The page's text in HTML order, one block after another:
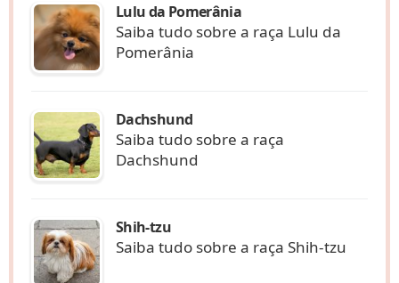
Lulu da Pomerânia
Saiba tudo sobre a raça Lulu da
Pomerânia
Dachshund
Saiba tudo sobre a raça
Dachshund
Shih-tzu
Saiba tudo sobre a raça Shih-tzu